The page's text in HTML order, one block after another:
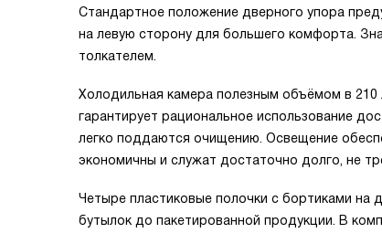
Стандартное положение дверного упора
на левую сторону для большего комфорта.
толкателем.
Холодильная камера полезным объёмом в
гарантирует рациональное использование
легко поддаются очищению. Освещение
экономичны и служат достаточно долго, не
Четыре пластиковые полочки с бортиками
бутылок до пакетированной продукции. В